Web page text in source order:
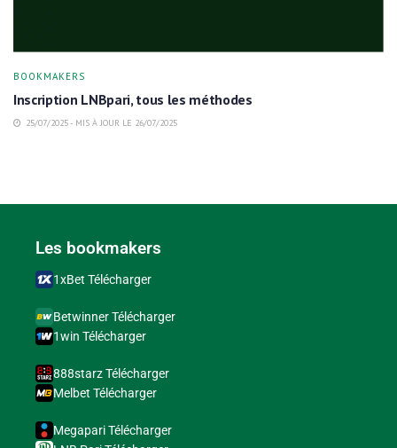
BOOKMAKERS
Inscription LNBpari, tous les méthodes
25/07/2025 - MIS À JOUR LE 26/07/2025
Les bookmakers
1xBet Télécharger
Betwinner Télécharger
1win Télécharger
888starz Télécharger
Melbet Télécharger
Megapari Télécharger